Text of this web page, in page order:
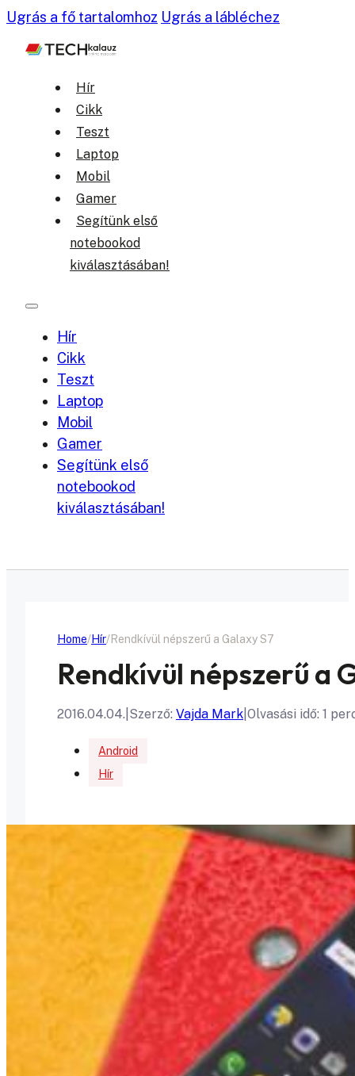
Ugrás a fő tartalomhoz Ugrás a lábléchez
Hír
Cikk
Teszt
Laptop
Mobil
Gamer
Segítünk első
notebookod
kiválasztásában!
Hír
Cikk
Teszt
Laptop
Mobil
Gamer
Segítünk első
notebookod
kiválasztásában!
Home Hír Rendkívül népszerű a Galaxy S7
Rendkívül népszerű a
2016.04.04. Szerző: Vajda Mark Olvasási idő: 1
Android
Hír